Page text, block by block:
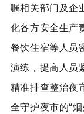
嘱相关部门及企
化各方安全生产
餐饮住宿等人员
演练，提高人员
精准排查整治夜
全守护夜市的“烟